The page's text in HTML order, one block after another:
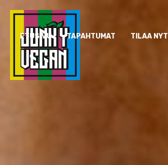
ETUSIVU TAPAHTUMAT TILAA NYT